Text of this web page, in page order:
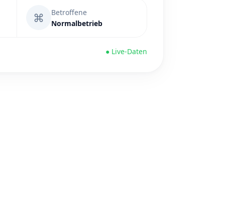
⌘
Betroffene
Normalbetrieb
● Live-Daten